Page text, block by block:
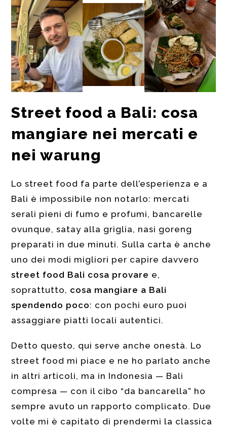
Street food a Bali: cosa
mangiare nei mercati e
nei warung
Lo street food fa parte dell’esperienza e a
Bali è impossibile non notarlo: mercati
serali pieni di fumo e profumi, bancarelle
ovunque, satay alla griglia, nasi goreng
preparati in due minuti. Sulla carta è anche
uno dei modi migliori per capire davvero
street food Bali cosa provare e,
soprattutto, cosa mangiare a Bali
spendendo poco: con pochi euro puoi
assaggiare piatti locali autentici.
Detto questo, qui serve anche onestà. Lo
street food mi piace e ne ho parlato anche
in altri articoli, ma in Indonesia — Bali
compresa — con il cibo “da bancarella” ho
sempre avuto un rapporto complicato. Due
volte mi è capitato di prendermi la classica